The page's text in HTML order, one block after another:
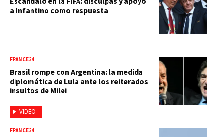
a Infantino como respuesta
VIDEO
FRANCE24
Brasil rompe con Argentina: la medida
diplomática de Lula ante los reiterados
insultos de Milei
FRANCE24